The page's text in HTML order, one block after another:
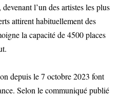
l’un des artistes les plus
attirent habituellement des
la capacité de 4500 places
depuis le 7 octobre 2023 font
Selon le communiqué publié